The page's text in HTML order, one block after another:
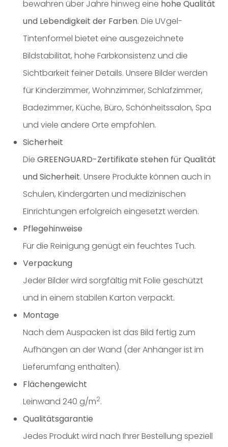
bewahren über Jahre hinweg eine hohe Qualität
und Lebendigkeit der Farben. Die UVgel-
Tintenformel bietet eine ausgezeichnete
Bildstabilität, hohe Farbkonsistenz und die
Sichtbarkeit feiner Details. Unsere Bilder werden
für Kinderzimmer, Wohnzimmer, Schlafzimmer,
Badezimmer, Küche, Büro, Schönheitssalon, Spa
und viele andere Orte empfohlen.
Sicherheit
Die GREENGUARD-Zertifikate stehen für Qualität
und Sicherheit. Unsere Produkte können auch in
Schulen, Kindergärten und medizinischen
Einrichtungen erfolgreich eingesetzt werden.
Pflegehinweise
Für die Reinigung genügt ein feuchtes Tuch.
Verpackung
Jeder Bilder wird sorgfältig mit Folie geschützt
und in einem stabilen Karton verpackt.
Montage
Nach dem Auspacken ist das Bild fertig zum
Aufhängen an der Wand (der Anhänger ist im
Lieferumfang enthalten).
Flächengewicht
Leinwand 240 g/m2.
Qualitätsgarantie
Jedes Produkt wird nach Ihrer Bestellung speziell